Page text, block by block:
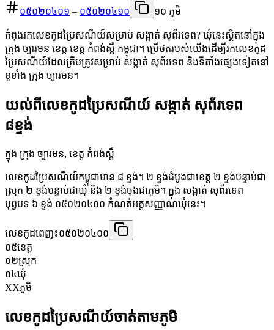
០៥០២០៤០១ – ០៥០២០៤១០ ១០ ភូមិ
កំពុងរកលេខកូដប្រៃសណីយ៍សម្រាប់ សង្កាត់ សុព័រទេព? ឃុំនេះស្ថិតនៅក្នុង
ក្រុង ច្បារមន ខេត្ត ខេត្ត កំពង់ស្ពឺ កម្ពុជា។ ប្រើថតរបស់យើងដើម្បីរកលេខកូដ
ប្រៃសណីយ៍ដែលត្រឹមត្រូវសម្រាប់ សង្កាត់ សុព័រទេព និងទីតាំងផ្សេងទៀតនៅ
ទូទាំង ក្រុង ច្បារមន។
យល់ពីលេខកូដប្រៃសណីយ៍ សង្កាត់ សុព័រទេព
៨ខ្ទង់
ក្នុង ក្រុង ច្បារមន, ខេត្ត កំពង់ស្ពឺ
លេខកូដប្រៃសណីយ៍កម្ពុជាមាន ៨ ខ្ទង់។ ២ ខ្ទង់ដំបូងជាខេត្ត ២ ខ្ទង់បន្ទាប់ជា
ស្រុក ២ ខ្ទង់បន្ទាប់ជាឃុំ និង ២ ខ្ទង់ចុងជាភូមិ។ ក្នុង សង្កាត់ សុព័រទេព
បុព្វបទ ៦ ខ្ទង់ ០៥០២០៤០០ កំណត់អត្តសញ្ញាណឃុំនេះ។
លេខកូដពេញ៖០៥០២០៤០០
០៥ខេត្ត
០២ស្រុក
០៤ឃុំ
XXភូមិ
លេខកូដប្រៃសណីយ៍ចាត់តាមភូមិ